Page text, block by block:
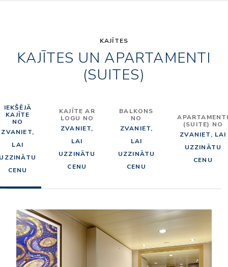
KAJĪTES
KAJĪTES UN APARTAMENTI
(SUITES)
IEKŠĒJĀ
KAJĪTE
NO
ZVANIET,
LAI
CENU
KAJĪTE AR
LOGU NO
ZVANIET,
LAI
UZZINĀTU
CENU
BALKONS
NO
ZVANIET,
LAI
UZZINĀTU
CENU
(SUITE) NO
ZVANIET, LAI
UZZINĀTU
CENU